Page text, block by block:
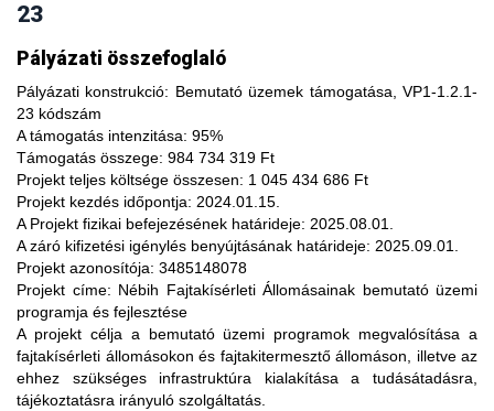
23
Pályázati összefoglaló
Pályázati konstrukció: Bemutató üzemek támogatása, VP1-1.2.1-
23 kódszám
A támogatás intenzitása: 95%
Támogatás összege: 984 734 319 Ft
Projekt teljes költsége összesen: 1 045 434 686 Ft
Projekt kezdés időpontja: 2024.01.15.
A Projekt fizikai befejezésének határideje: 2025.08.01.
A záró kifizetési igénylés benyújtásának határideje: 2025.09.01.
Projekt azonosítója: 3485148078
Projekt címe: Nébih Fajtakísérleti Állomásainak bemutató üzemi
programja és fejlesztése
A projekt céljaa bemutató üzemi programok megvalósítása a
fajtakísérleti állomásokon és fajtakitermesztő állomáson, illetve az
ehhez szükséges infrastruktúra kialakítása a tudásátadásra,
tájékoztatásra irányuló szolgáltatás.
A fajtakísérleti és fajtakitermesztési állomások
modernizálásával, olyan növényfajta kísérleteket lehet
végezni, melyekkel limitálhatóak a mezőgazdasági termesztés
bizonytalanságából adódó negatív hatások, növelhető a
termésbiztonság, valamint a növényi kórokozókkal, kártevőkkel
szembeni ellenálló képesség. A fajtakísérlet során megszerzett
tapasztalatok átadása az agrárgazdaság szereplői részére egy
olyan, a hagyományostól eltérő jellegű tudás megszerzési
lehetőség, amelynek során a résztvevők elsősorban
gyakorlatorientált ismeretanyaggal, tapasztalatokkal
gazdagodhatnak, a fajtahasználaton túl, az aktuális termelési
eljárások és gazdaságszervezési minták alkalmazása
tekintetében. A gazdálkodók olyan innovatív ismereteket,
növénykultúrákat (fajtákat), környezetvédelmi megoldásokat
ismerhetnek meg, amelyek alkalmazása révén
optimalizálhatják a termelést, csökkenthetik a szennyezőanyag
kibocsátást, valamint eredményesen alkalmazkodhatnak a